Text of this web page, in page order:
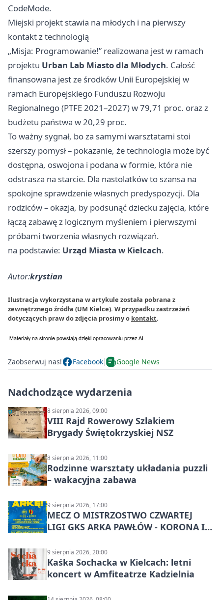
CodeMode.
Miejski projekt stawia na młodych i na pierwszy
kontakt z technologią
„Misja: Programowanie!” realizowana jest w ramach
projektu Urban Lab Miasto dla Młodych. Całość
finansowana jest ze środków Unii Europejskiej w
ramach Europejskiego Funduszu Rozwoju
Regionalnego (PTFE 2021–2027) w 79,71 proc. oraz z
budżetu państwa w 20,29 proc.
To ważny sygnał, bo za samymi warsztatami stoi
szerszy pomysł – pokazanie, że technologia może być
dostępna, oswojona i podana w formie, która nie
odstrasza na starcie. Dla nastolatków to szansa na
spokojne sprawdzenie własnych predyspozycji. Dla
rodziców – okazja, by podsunąć dziecku zajęcia, które
łączą zabawę z logicznym myśleniem i pierwszymi
próbami tworzenia własnych rozwiązań.
na podstawie: Urząd Miasta w Kielcach.
Autor:krystian
Ilustracja wykorzystana w artykule została pobrana z
zewnętrznego źródła (UM Kielce). W przypadku zastrzeżeń
dotyczących praw do zdjęcia prosimy o kontakt.
Zaobserwuj nas! Facebook Google News
Nadchodzące wydarzenia
8 sierpnia 2026, 09:00
VIII Rajd Rowerowy Szlakiem
Brygady Świętokrzyskiej NSZ
8 sierpnia 2026, 11:00
Rodzinne warsztaty układania puzzli
– wakacyjna zabawa
9 sierpnia 2026, 17:00
MECZ O MISTRZOSTWO CZWARTEJ
LIGI GKS ARKA PAWŁÓW - KORONA III
9 sierpnia 2026, 20:00
Kaśka Sochacka w Kielcach: letni
koncert w Amfiteatrze Kadzielnia